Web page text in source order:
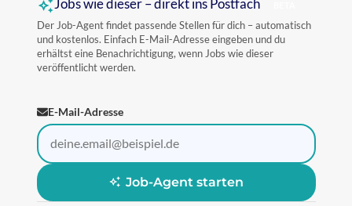
Jobs wie dieser – direkt ins Postfach
Der Job-Agent findet passende Stellen für dich – automatisch
und kostenlos. Einfach E-Mail-Adresse eingeben und du
erhältst eine Benachrichtigung, wenn Jobs wie dieser
veröffentlicht werden.
E-Mail-Adresse
Job-Agent starten